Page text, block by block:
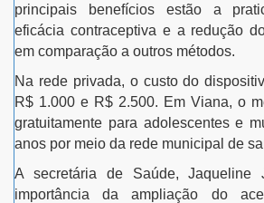
principais benefícios estão a
eficácia contraceptiva e a redução
em comparação a outros métodos.
Na rede privada, o custo do
R$ 1.000 e R$ 2.500. Em Viana, o
gratuitamente para adolescentes e
anos por meio da rede municipal de
A secretária de Saúde, Jaqueline
importância da ampliação do